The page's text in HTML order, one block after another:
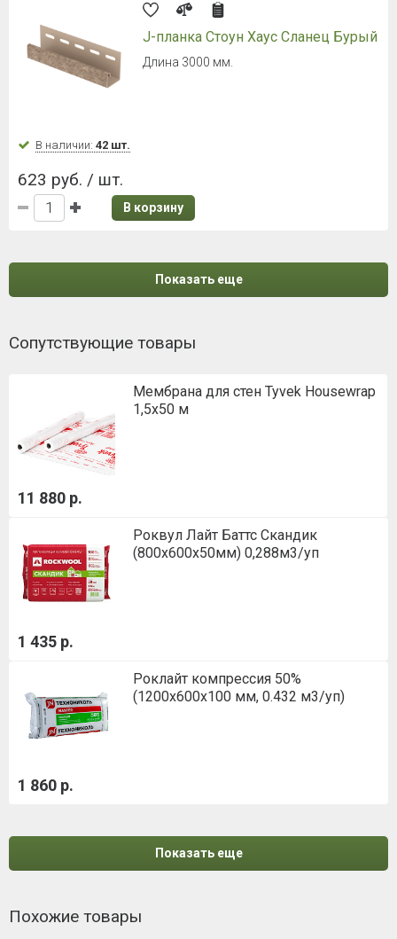
J-планка Стоун Хаус Сланец Бурый
Длина 3000 мм.
В наличии: 42 шт.
623 руб. / шт.
В корзину
Показать еще
Сопутствующие товары
Мембрана для стен Tyvek Housewrap
1,5х50 м
11 880 р.
Роквул Лайт Баттс Скандик
(800х600х50мм) 0,288м3/уп
1 435 р.
Роклайт компрессия 50%
(1200х600х100 мм, 0.432 м3/уп)
1 860 р.
Показать еще
Похожие товары